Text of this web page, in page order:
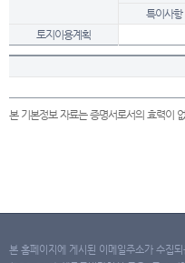
특이사항
토지이용계획
본 기본정보 자료는 증명서로서의 효력이
본 홈페이지에 게시된 이메일주소가 수집